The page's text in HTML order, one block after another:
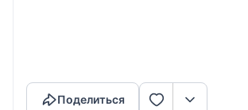
Поделиться